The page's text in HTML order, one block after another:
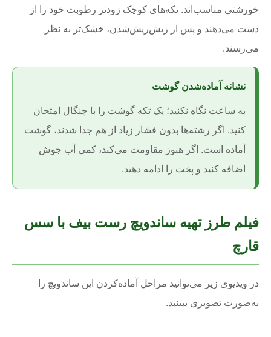
خورشتی مناسب‌اند. تکه‌های کوچک زودتر رطوبت خود را از
دست می‌دهند و پس از ریش‌ریش‌شدن، خشک‌تر به نظر
می‌رسند.
نشانه آماده‌شدن گوشت
به ساعت نگاه نکنید؛ یک تکه گوشت را با چنگال امتحان
کنید. اگر رشته‌ها بدون فشار زیاد از هم جدا شدند، گوشت
آماده است. اگر هنوز مقاومت می‌کند، کمی آب جوش
اضافه کنید و پخت را ادامه دهید.
فیلم طرز تهیه ساندویچ رست بیف با سس
قارچ
در ویدیوی زیر می‌توانید مراحل آماده‌کردن این ساندویچ را
به‌صورت تصویری ببینید.